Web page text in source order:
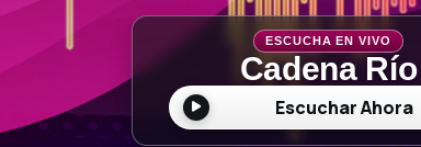
ESCUCHA EN VIVO
Cadena Río
Escuchar Ahora